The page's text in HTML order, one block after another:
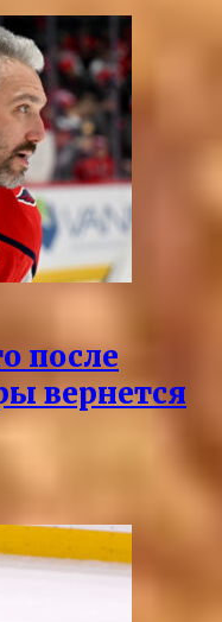
после
вернется